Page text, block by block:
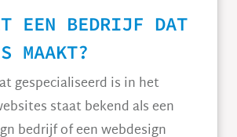
EEN BEDRIJF DAT
MAAKT?
gespecialiseerd is in het
staat bekend als een
bedrijf of een webdesign